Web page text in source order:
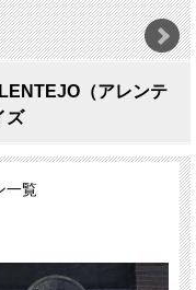
（アレンテ
ズ
一覧